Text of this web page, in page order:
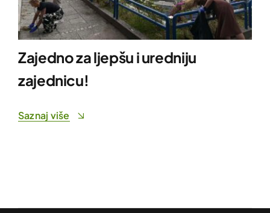
Zajedno za ljepšu i uredniju
zajednicu!
Saznaj više